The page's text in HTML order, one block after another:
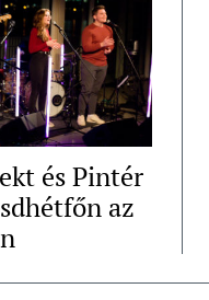
és Pintér
az